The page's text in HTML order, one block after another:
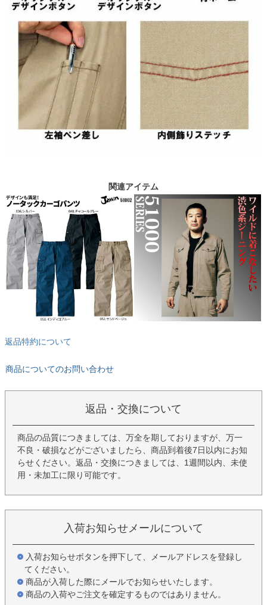
関連アイテム
返品特約について
商品についてのお問い合わせ
返品・交換について
商品の品質につきましては、万全を期しておりますが、万一
不良・破損などがございましたら、商品到着後7日以内にお知
らせください。返品・交換につきましては、1週間以内、未使
用・未加工に限り可能です。
入荷お知らせメールについて
入荷お知らせボタンを押下して、メールアドレスを登録し
てください。
商品が入荷した際にメールでお知らせいたします。
商品の入荷やご注文を確定するものではありません。